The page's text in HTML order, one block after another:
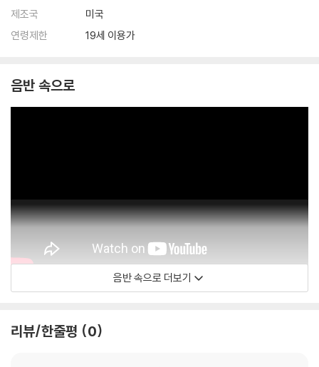
제조국
미국
연령제한
19세 이용가
음반 속으로
음반 속으로 더보기
리뷰/한줄평 0